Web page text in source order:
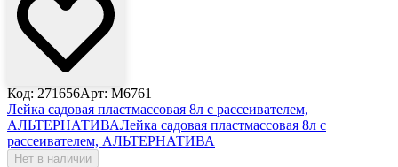
Код: 271656Арт: М6761
Лейка садовая пластмассовая 8л с рассеивателем,
АЛЬТЕРНАТИВАЛейка садовая пластмассовая 8л с
рассеивателем, АЛЬТЕРНАТИВА
Нет в наличии